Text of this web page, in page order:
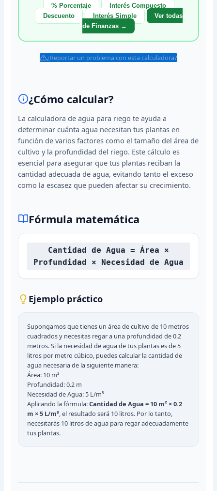
% Porcentaje
Interés Compuesto
Descuento
Interés Simple
Ver todas
de Finanzas →
¿Reportar un problema con esta calculadora?
¿Cómo calcular?
La calculadora de agua para riego te ayuda a
determinar cuánta agua necesitan tus plantas en
función de varios factores como el tamaño del área de
cultivo y la profundidad del riego. Este cálculo es
esencial para asegurar que tus plantas reciban la
cantidad adecuada de agua, evitando tanto el exceso
como la escasez que pueden afectar su crecimiento.
Fórmula matemática
Cantidad de Agua = Área ×
Profundidad × Necesidad de Agua
Ejemplo práctico
Supongamos que tienes un área de cultivo de 10 metros
cuadrados y necesitas regar a una profundidad de 0.2
metros. Si la necesidad de agua de tus plantas es de 5
litros por metro cúbico, puedes calcular la cantidad de
agua necesaria de la siguiente manera:
Área: 10 m²
Profundidad: 0.2 m
Necesidad de Agua: 5 L/m³
Aplicando la fórmula:Cantidad de Agua = 10 m² × 0.2
m × 5 L/m³, el resultado será 10 litros. Por lo tanto,
necesitarás 10 litros de agua para regar adecuadamente
tus plantas.